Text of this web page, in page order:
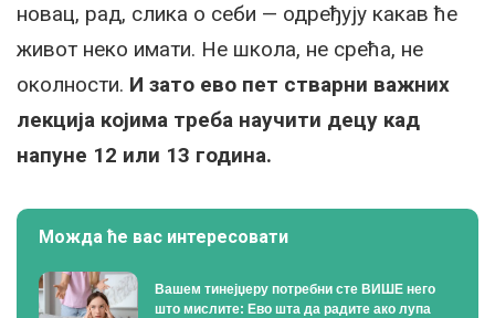
новац, рад, слика о себи — одређују какав ће
живот неко имати. Не школа, не срећа, не
околности. И зато ево пет стварни важних
лекција којима треба научити децу кад
напуне 12 или 13 година.
Можда ће вас интересовати
Вашем тинејџеру потребни сте ВИШЕ него
што мислите: Ево шта да радите ако лупа